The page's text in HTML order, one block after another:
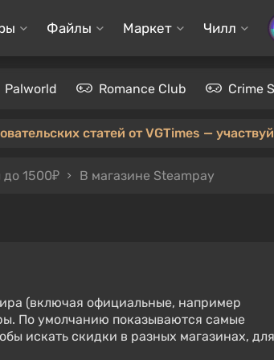
Файлы Маркет Чилл
Palworld Romance Club Crime
статей от VGTimes —
1500₽ В магазине Steampay
(включая официальные, например
По умолчанию показываются самые
искать скидки в разных магазинах, для